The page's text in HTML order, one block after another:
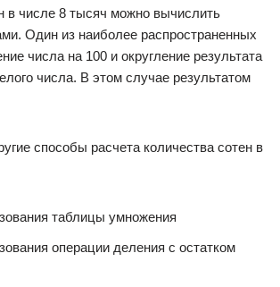
в числе 8 тысяч можно вычислить
Один из наиболее распространенных
числа на 100 и округление результата
числа. В этом случае результатом
способы расчета количества сотен в
таблицы умножения
операции деления с остатком